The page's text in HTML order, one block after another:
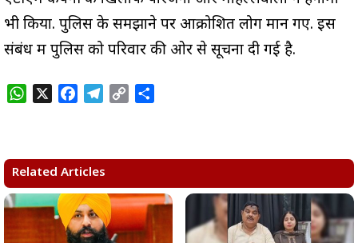
भी किया. पुलिस के समझाने पर आक्रोशित लोग मान गए. इस
संबंध में पुलिस को परिवार की ओर से सूचना दी गई है.
W
s
A
p
b
o
o
k
g
r
a
m
i
n
k
Related Articles